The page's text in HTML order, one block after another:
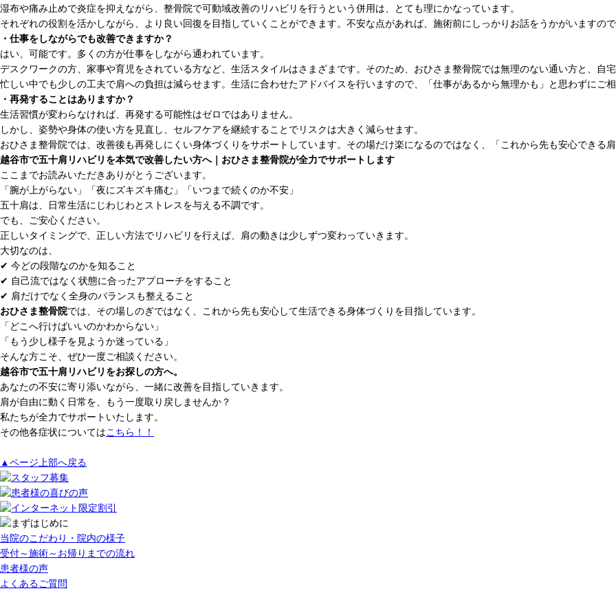
湿布や痛み止めで炎症を抑えながら、整骨院で可動域改善のリハビリを行うという併用は、とても理にかなっています。
それぞれの役割を活かしながら、より良い回復を目指していくことができます。不安な点があれば、施術前にしっかりお話をうかがいますので
・仕事をしながらでも改善できますか？
はい、可能です。多くの方が仕事をしながら通われています。
デスクワークの方、家事や育児をされている方など、生活スタイルはさまざまです。そのため、おひさま整骨院では無理のない通い方と、自
忙しい中でも少しの工夫で肩への負担は減らせます。生活に合わせたアドバイスを行いますので、「仕事があるから無理かも」と思わずにご相
・再発することはありますか？
生活習慣が変わらなければ、再発する可能性はゼロではありません。
しかし、姿勢や身体の使い方を見直し、セルフケアを継続することでリスクは大きく減らせます。
おひさま整骨院では、改善後も再発しにくい身体づくりをサポートしています。その場だけ楽になるのではなく、「これから先も安心できる肩
越谷市で五十肩リハビリを本気で改善したい方へ｜おひさま整骨院が全力でサポートします
ここまでお読みいただきありがとうございます。
「腕が上がらない」「夜にズキズキ痛む」「いつまで続くのか不安」
五十肩は、日常生活にじわじわとストレスを与える不調です。
でも、ご安心ください。
正しいタイミングで、正しい方法でリハビリを行えば、肩の動きは少しずつ変わっていきます。
大切なのは、
✔ 今どの段階なのかを知ること
✔ 自己流ではなく状態に合ったアプローチをすること
✔ 肩だけでなく全身のバランスも整えること
おひさま整骨院では、その場しのぎではなく、これから先も安心して生活できる身体づくりを目指しています。
「どこへ行けばいいのかわからない」
「もう少し様子を見ようか迷っている」
そんな方こそ、ぜひ一度ご相談ください。
越谷市で五十肩リハビリをお探しの方へ。
あなたの不安に寄り添いながら、一緒に改善を目指していきます。
肩が自由に動く日常を、もう一度取り戻しませんか？
私たちが全力でサポートいたします。
その他各症状についてはこちら！！
▲ページ上部へ戻る
当院のこだわり・院内の様子
受付～施術～お帰りまでの流れ
患者様の声
よくあるご質問